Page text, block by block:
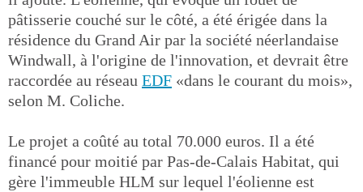
pâtisserie couché sur le côté, a été érigée dans la
résidence du Grand Air par la société néerlandaise
Windwall, à l'origine de l'innovation, et devrait être
raccordée au réseau EDF «dans le courant du mois»,
selon M. Coliche.
Le projet a coûté au total 70.000 euros. Il a été
financé pour moitié par Pas-de-Calais Habitat, qui
gère l'immeuble HLM sur lequel l'éolienne est